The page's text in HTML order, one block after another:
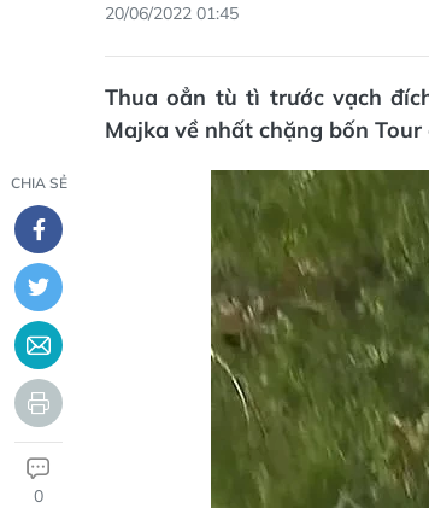
20/06/2022 01:45
Thua oẳn tù tì trước vạch
Majka về nhất chặng bốn
CHIA SẺ
0